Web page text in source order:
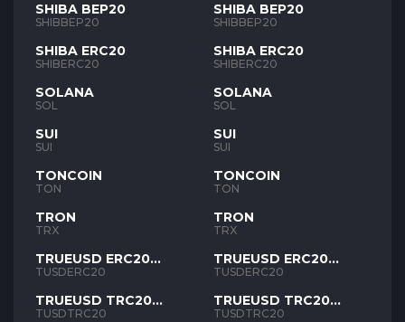
SHIBA BEP20
SHIBBEP20
SHIBA ERC20
SHIBERC20
SOLANA
SOL
SUI
SUI
TONCOIN
TON
TRON
TRX
TRUEUSD ERC20
TUSD
TUSDERC20
TRUEUSD TRC20
TUSD
TUSDTRC20
SHIBA BEP20
SHIBBEP20
SHIBA ERC20
SHIBERC20
SOLANA
SOL
SUI
SUI
TONCOIN
TON
TRON
TRX
TRUEUSD ERC20
TUSD
TUSDERC20
TRUEUSD TRC20
TUSD
TUSDTRC20